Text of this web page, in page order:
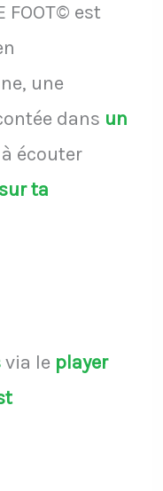
FOOT© est
une
dans un
écouter
sur ta
via le player